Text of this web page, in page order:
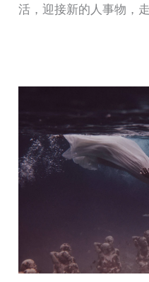
活，迎接新的人事物，